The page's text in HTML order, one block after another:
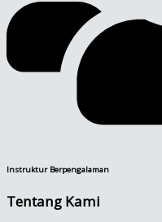
Instruktur Berpengalaman
Tentang Kami